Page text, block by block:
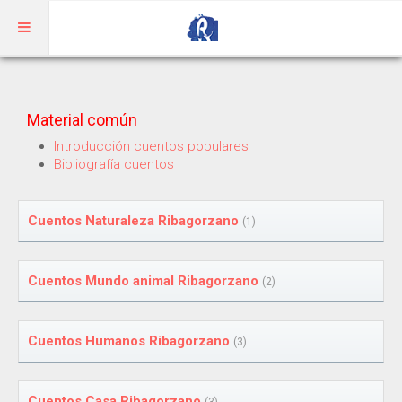
Aragonés
RIBAGORZANO
Cuentos
Trabalenguas
Vocabulario
Material común
Introducción cuentos populares
Bibliografía cuentos
Cuentos Naturaleza Ribagorzano (1)
Cuentos Mundo animal Ribagorzano (2)
Cuentos Humanos Ribagorzano (3)